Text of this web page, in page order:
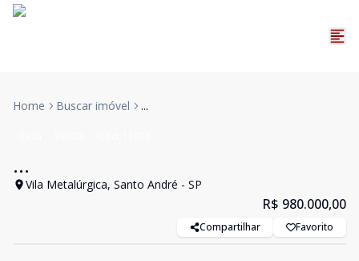
Home Buscar imóvel ...
...
Vila Metalúrgica, Santo André - SP
R$ 980.000,00
Compartilhar Favorito